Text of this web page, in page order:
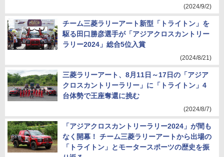
(2024/9/2)
チーム三菱ラリーアート新型「トライトン」を
駆る田口勝彦選手が「アジアクロスカントリー
ラリー2024」総合5位入賞
(2024/8/21)
三菱ラリーアート、8月11日～17日の「アジア
クロスカントリーラリー」に「トライトン」4
台体勢で王座奪還に挑む
(2024/8/7)
「アジアクロスカントリーラリー2024」が間も
なく開幕！ チーム三菱ラリーアートから出場の
「トライトン」とモータースポーツの歴史を振